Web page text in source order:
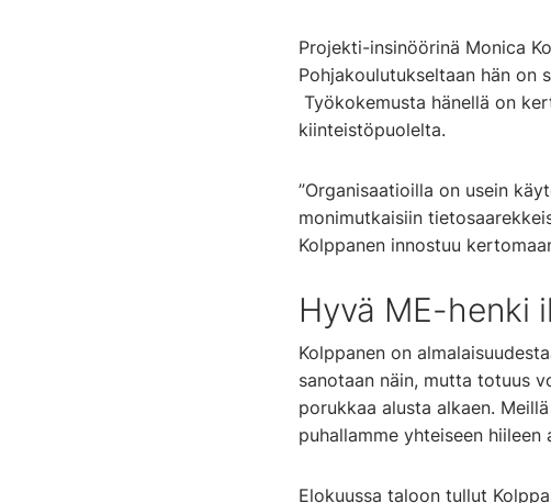
Projekti-insinöörinä Monica
Pohjakoulutukseltaan hän on
Työkokemusta hänellä on
kiinteistöpuolelta.
”Organisaatioilla on usein
monimutkaisiin
Kolppanen innostuu
Hyvä ME-henki
Kolppanen on
sanotaan näin, mutta totuus
porukkaa alusta alkaen.
puhallamme yhteiseen hiileen
Elokuussa taloon tullut